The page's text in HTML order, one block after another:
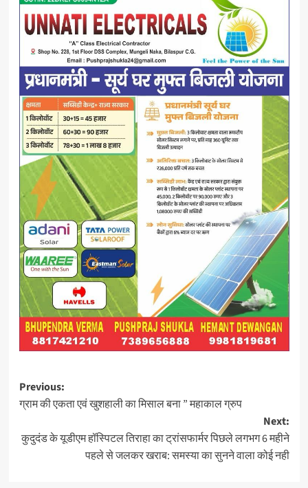
Post
navigation
Previous:
ग्राम की एकता एवं खुशहाली का मिसाल बना ” महाकाल ग्रुप
Next:
कुदुदंड के यूडीएम हॉस्पिटल तिराहा का ट्रांसफार्मर पिछले लगभग 6 महीने
पहले से जलकर खराब: समस्या का सुनने वाला कोई नही